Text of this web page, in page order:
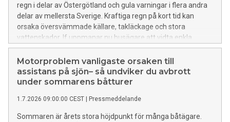
regn i delar av Östergötland och gula varningar i flera andra
delar av mellersta Sverige. Kraftiga regn på kort tid kan
orsaka översvämmade källare, takläckage och stora
vattenskador. If uppmanar nu husägare att vidta enkla
åtgärder för att minska risken för skador.
Motorproblem vanligaste orsaken till
assistans på sjön– så undviker du avbrott
under sommarens båtturer
1.7.2026 09:00:00 CEST | Pressmeddelande
Sommaren är årets stora höjdpunkt för många båtägare.